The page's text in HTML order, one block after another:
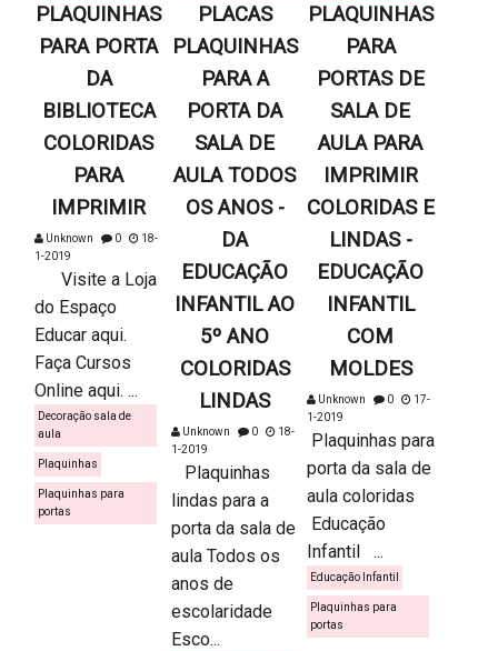
PLAQUINHAS
PARA PORTA
DA
BIBLIOTECA
COLORIDAS
PARA
IMPRIMIR
Unknown 0
18-
1-2019
Visite a Loja
do Espaço
Educar aqui.
Faça Cursos
Online aqui. ...
Decoração sala de
aula
Plaquinhas
Plaquinhas para
portas
PLACAS
PLAQUINHAS
PARA A
PORTA DA
SALA DE
AULA TODOS
OS ANOS -
DA
EDUCAÇÃO
INFANTIL AO
5º ANO
COLORIDAS
LINDAS
Unknown 0
18-
1-2019
Plaquinhas
lindas para a
porta da sala de
aula Todos os
anos de
escolaridade
Esco...
PLAQUINHAS
PARA
PORTAS DE
SALA DE
AULA PARA
IMPRIMIR
COLORIDAS E
LINDAS -
EDUCAÇÃO
INFANTIL
COM
MOLDES
Unknown 0
17-
1-2019
Plaquinhas para
porta da sala de
aula coloridas
Educação
Infantil ...
Educação Infantil
Plaquinhas para
portas